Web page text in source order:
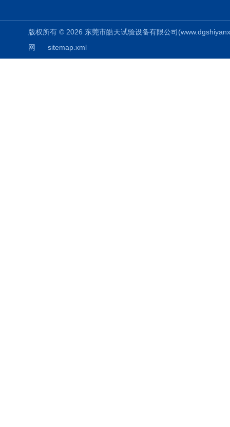
版权所有 © 2026 东莞市皓天试验设备有限公司
网
sitemap.xml